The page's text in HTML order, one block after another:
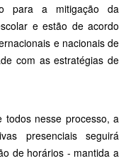
para a mitigação da
e estão de acordo
e nacionais de
com as estratégias de
nesse processo, a
presenciais seguirá
de horários - mantida a